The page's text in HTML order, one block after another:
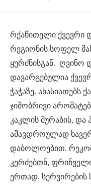
რქაწითელი ქვევრი
რეგიონის სოფელ
ყურძნისგან. ღვინო
დავარგებულია
ჭაჭაზე.
ჯიშობრივი
კაკლის მურაბის,
ამავდროულად
დაბოლოებით.
კერძებთნ,
ერთად. სერვირების